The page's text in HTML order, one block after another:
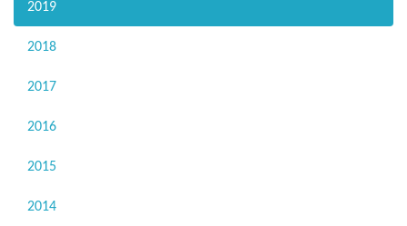
2019
2018
2017
2016
2015
2014